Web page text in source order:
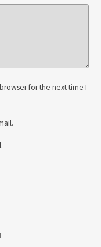
for the next time I